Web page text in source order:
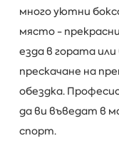
много уютни
място -
езда в гората
прескачане на
обездка.
да ви въведат в
спорт.